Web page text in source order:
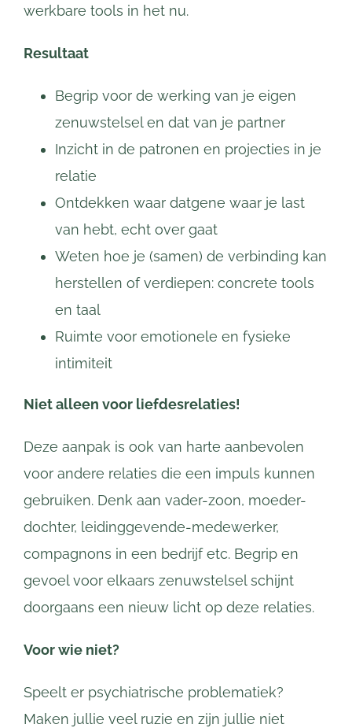
werkbare tools in het nu.
Resultaat
Begrip voor de werking van je eigen
zenuwstelsel en dat van je partner
Inzicht in de patronen en projecties in je
relatie
Ontdekken waar datgene waar je last
van hebt, echt over gaat
Weten hoe je (samen) de verbinding kan
herstellen of verdiepen: concrete tools
en taal
Ruimte voor emotionele en fysieke
intimiteit
Niet alleen voor liefdesrelaties!
Deze aanpak is ook van harte aanbevolen
voor andere relaties die een impuls kunnen
gebruiken. Denk aan vader-zoon, moeder-
dochter, leidinggevende-medewerker,
compagnons in een bedrijf etc. Begrip en
gevoel voor elkaars zenuwstelsel schijnt
doorgaans een nieuw licht op deze relaties.
Voor wie niet?
Speelt er psychiatrische problematiek?
Maken jullie veel ruzie en zijn jullie niet